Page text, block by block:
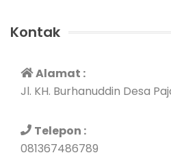
Kontak
Alamat :
Jl. KH. Burhanuddin Desa
Telepon :
081367486789